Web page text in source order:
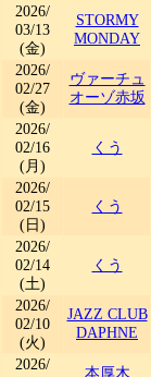
2026/
03/13
(金)
STORMY
MONDAY
2026/
02/27
(金)
ヴァーチュ
オーゾ赤坂
2026/
02/16
(月)
くう
2026/
02/15
(日)
くう
2026/
02/14
(土)
くう
2026/
02/10
(火)
JAZZ CLUB
DAPHNE
2026/
本厚木